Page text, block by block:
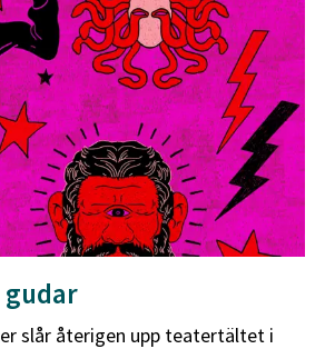
slår återigen upp teatertältet i